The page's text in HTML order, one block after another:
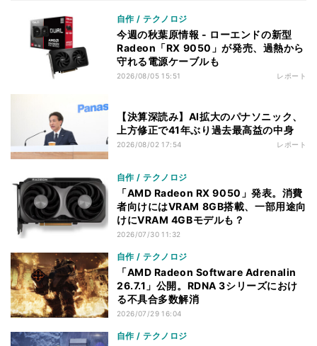
自作 / テクノロジ
今週の秋葉原情報 - ローエンドの新型
Radeon「RX 9050」が発売、過熱から
守れる電源ケーブルも
2026/08/05 15:51 レポート
【決算深読み】AI拡大のパナソニック、
上方修正で41年ぶり過去最高益の中身
2026/08/02 17:54 レポート
自作 / テクノロジ
「AMD Radeon RX 9050」発表。消費
者向けにはVRAM 8GB搭載、一部用途向
けにVRAM 4GBモデルも？
2026/07/30 11:32
自作 / テクノロジ
「AMD Radeon Software Adrenalin
26.7.1」公開。RDNA 3シリーズにおけ
る不具合多数解消
2026/07/29 16:04
自作 / テクノロジ